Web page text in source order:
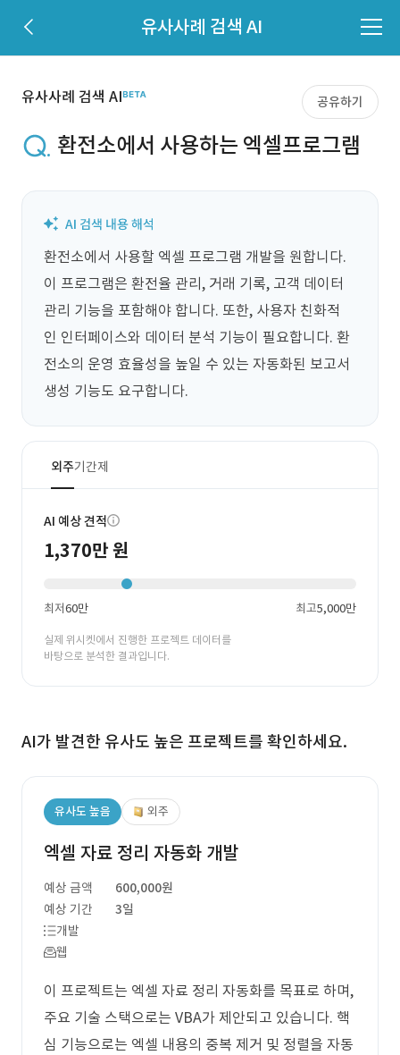
유사사례 검색 AI
유사사례 검색 AI 공유하기
환전소에서 사용하는 엑셀프로그램
환전소에서 사용할 엑셀 프로그램 개발을 원합니다.
이 프로그램은 환전율 관리, 거래 기록, 고객 데이터
관리 기능을 포함해야 합니다. 또한, 사용자 친화적
인 인터페이스와 데이터 분석 기능이 필요합니다. 환
전소의 운영 효율성을 높일 수 있는 자동화된 보고서
생성 기능도 요구합니다.
외주기간제
AI 예상 견적
1,370만 원
최저60만 최고5,000만
실제 위시켓에서 진행한 프로젝트 데이터를
바탕으로 분석한 결과입니다.
AI가 발견한 유사도 높은 프로젝트를 확인하세요.
유사도 높음 외주
엑셀 자료 정리 자동화 개발
예상 금액
600,000원
예상 기간
3일
개발
웹
이 프로젝트는 엑셀 자료 정리 자동화를 목표로 하며,
주요 기술 스택으로는 VBA가 제안되고 있습니다. 핵
심 기능으로는 엑셀 내용의 중복 제거 및 정렬을 자동